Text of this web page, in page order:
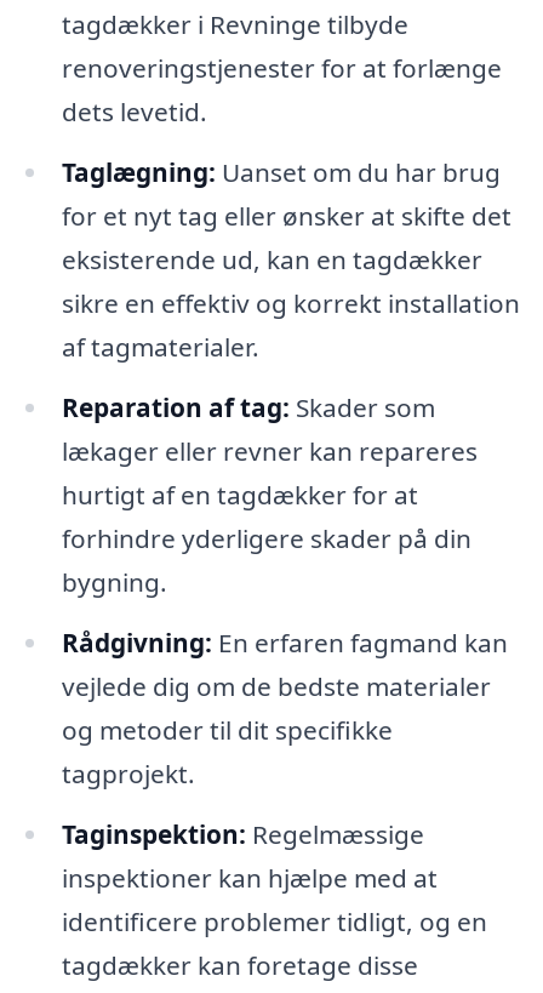
tagdækker i Revninge tilbyde
renoveringstjenester for at forlænge
dets levetid.
Taglægning: Uanset om du har brug
for et nyt tag eller ønsker at skifte det
eksisterende ud, kan en tagdækker
sikre en effektiv og korrekt installation
af tagmaterialer.
Reparation af tag: Skader som
lækager eller revner kan repareres
hurtigt af en tagdækker for at
forhindre yderligere skader på din
bygning.
Rådgivning: En erfaren fagmand kan
vejlede dig om de bedste materialer
og metoder til dit specifikke
tagprojekt.
Taginspektion: Regelmæssige
inspektioner kan hjælpe med at
identificere problemer tidligt, og en
tagdækker kan foretage disse